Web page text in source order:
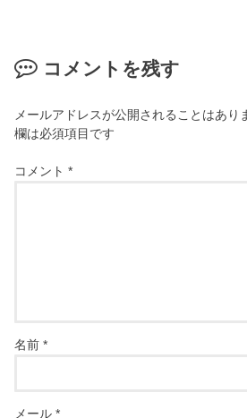
コメントを残す
メールアドレスが公開されることはあり
欄は必須項目です
コメント*
名前*
メール*